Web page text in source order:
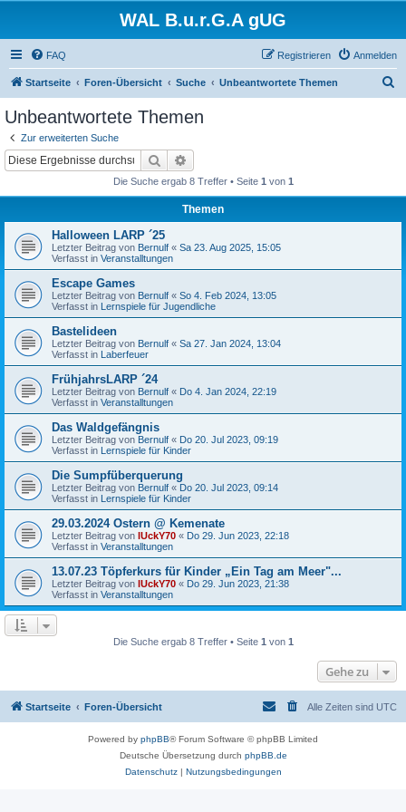
WAL B.u.r.G.A gUG
FAQ Anmelden
Registrieren
Startseite Foren-Übersicht Suche Unbeantwortete Themen
Unbeantwortete Themen
Zur erweiterten Suche
Suche
Die Suche ergab 8 Treffer • Seite 1 von 1
Themen
Halloween LARP ´25
Letzter Beitrag von Bernulf « Sa 23. Aug 2025, 15:05
Verfasst in Veranstalltungen
Escape Games
Letzter Beitrag von Bernulf « So 4. Feb 2024, 13:05
Verfasst in Lernspiele für Jugendliche
Bastelideen
Letzter Beitrag von Bernulf « Sa 27. Jan 2024, 13:04
Verfasst in Laberfeuer
FrühjahrsLARP ´24
Letzter Beitrag von Bernulf « Do 4. Jan 2024, 22:19
Verfasst in Veranstalltungen
Das Waldgefängnis
Letzter Beitrag von Bernulf « Do 20. Jul 2023, 09:19
Verfasst in Lernspiele für Kinder
Die Sumpfüberquerung
Letzter Beitrag von Bernulf « Do 20. Jul 2023, 09:14
Verfasst in Lernspiele für Kinder
29.03.2024 Ostern @ Kemenate
Letzter Beitrag von lUckY70 « Do 29. Jun 2023, 22:18
Verfasst in Veranstalltungen
13.07.23 Töpferkurs für Kinder „Ein Tag am Meer"...
Letzter Beitrag von lUckY70 « Do 29. Jun 2023, 21:38
Verfasst in Veranstalltungen
Die Suche ergab 8 Treffer • Seite 1 von 1
Gehe zu
Startseite Foren-Übersicht Alle Zeiten sind UTC
Powered by phpBB® Forum Software © phpBB Limited
Deutsche Übersetzung durch phpBB.de
Datenschutz| Nutzungsbedingungen